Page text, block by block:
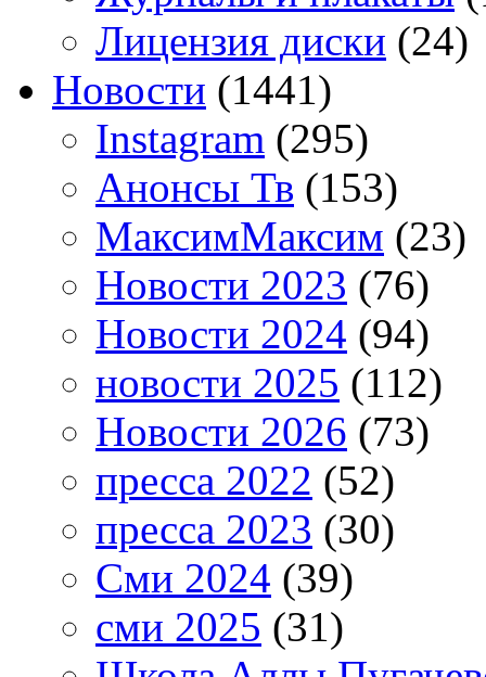
Лицензия диски (24)
Новости (1441)
Instagram (295)
Анонсы Тв (153)
МаксимМаксим (23)
Новости 2023 (76)
Новости 2024 (94)
новости 2025 (112)
Новости 2026 (73)
пресса 2022 (52)
пресса 2023 (30)
Сми 2024 (39)
сми 2025 (31)